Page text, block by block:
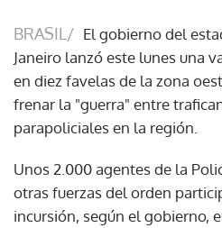
BRASIL/ El gobierno del
Janeiro lanzó este lunes una
en diez favelas de la zona
frenar la "guerra" entre
parapoliciales en la región.
Unos 2.000 agentes de la
otras fuerzas del orden
incursión, según el gobierno,